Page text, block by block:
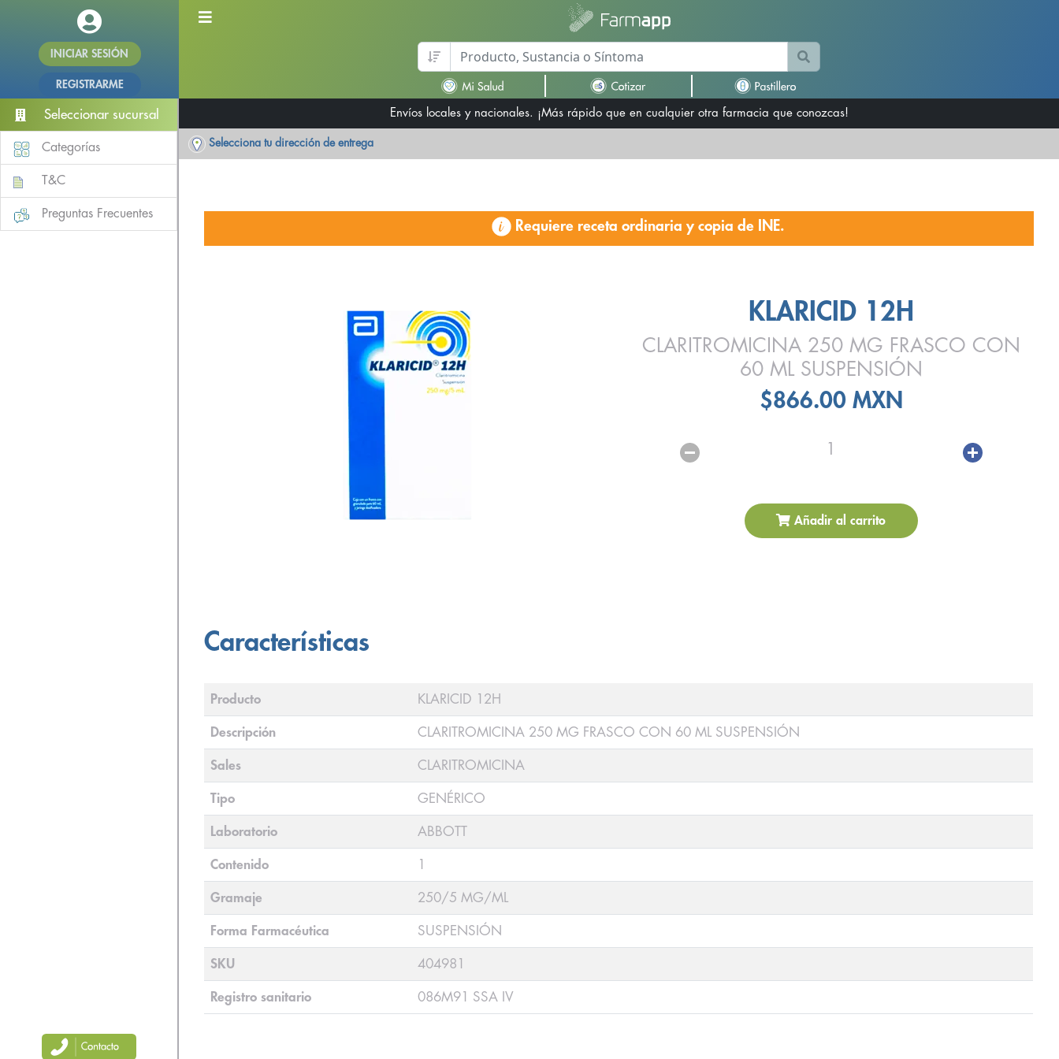
INICIAR SESIÓN
REGISTRARME
Seleccionar sucursal
Categorías
T&C
Preguntas Frecuentes
Envíos locales y nacionales. ¡Más rápido que en cualquier otra farmacia que conozcas!
Selecciona tu dirección de entrega
Requiere receta ordinaria y copia de INE.
KLARICID 12H
CLARITROMICINA 250 MG FRASCO CON
60 ML SUSPENSIÓN
$866.00 MXN
1
Añadir al carrito
Características
Producto KLARICID 12H
Descripción CLARITROMICINA 250 MG FRASCO CON 60 ML SUSPENSIÓN
Sales CLARITROMICINA
Tipo GENÉRICO
Laboratorio ABBOTT
Contenido 1
Gramaje 250/5 MG/ML
Forma Farmacéutica SUSPENSIÓN
SKU 404981
Registro sanitario 086M91 SSA IV